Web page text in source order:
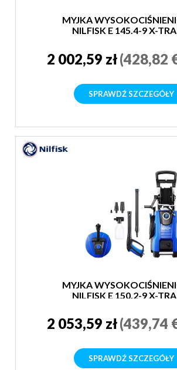
MYJKA
NILFISK E 145.4-9 X-
2 002,59 zł(428,82
SPRAWDŹ SZCZEGÓŁY
MYJKA
NILFISK E 150.2-9 X-
2 053,59 zł(439,74
SPRAWDŹ SZCZEGÓŁY